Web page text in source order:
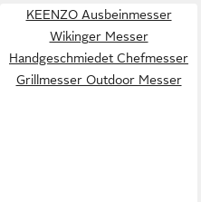
KEENZO Ausbeinmesser
Wikinger Messer
Handgeschmiedet Chefmesser
Grillmesser Outdoor Messer